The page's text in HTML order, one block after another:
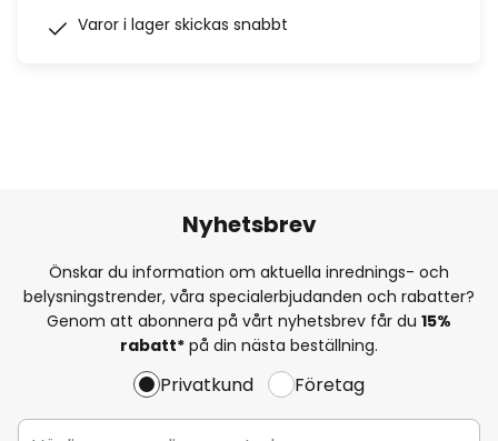
Varor i lager skickas snabbt
Nyhetsbrev
Önskar du information om aktuella inrednings- och
belysningstrender, våra specialerbjudanden och rabatter?
Genom att abonnera på vårt nyhetsbrev får du 15%
rabatt* på din nästa beställning.
Privatkund Företag